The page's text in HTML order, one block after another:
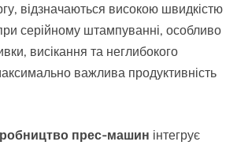
відзначаються високою швидкістю
серійному штампуванні, особливо
висікання та неглибокого
важлива продуктивність
прес-машин інтегрує